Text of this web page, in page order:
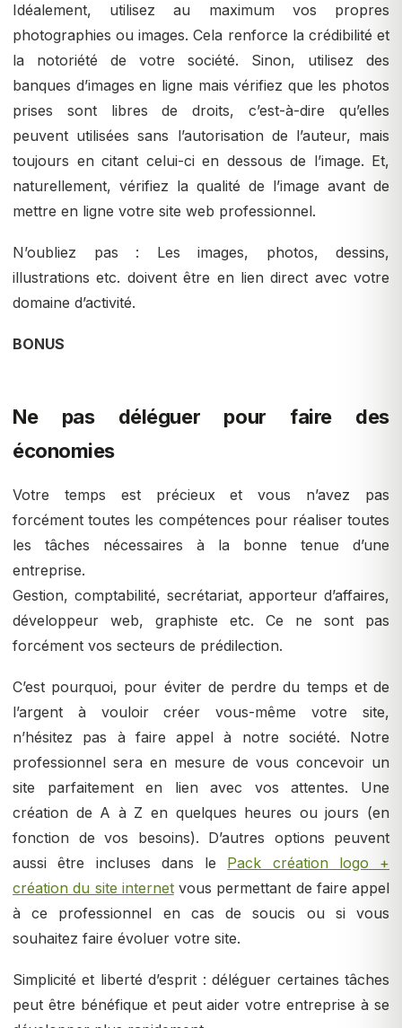
Idéalement, utilisez au maximum vos propres
photographies ou images. Cela renforce la crédibilité et
la notoriété de votre société. Sinon, utilisez des
banques d’images en ligne mais vérifiez que les photos
prises sont libres de droits, c’est-à-dire qu’elles
peuvent utilisées sans l’autorisation de l’auteur, mais
toujours en citant celui-ci en dessous de l’image. Et,
naturellement, vérifiez la qualité de l’image avant de
mettre en ligne votre site web professionnel.
N’oubliez pas : Les images, photos, dessins,
illustrations etc. doivent être en lien direct avec votre
domaine d’activité.
BONUS
Ne pas déléguer pour faire des
économies
Votre temps est précieux et vous n’avez pas
forcément toutes les compétences pour réaliser toutes
les tâches nécessaires à la bonne tenue d’une
entreprise.
Gestion, comptabilité, secrétariat, apporteur d’affaires,
développeur web, graphiste etc. Ce ne sont pas
forcément vos secteurs de prédilection.
C’est pourquoi, pour éviter de perdre du temps et de
l’argent à vouloir créer vous-même votre site,
n’hésitez pas à faire appel à notre société. Notre
professionnel sera en mesure de vous concevoir un
site parfaitement en lien avec vos attentes. Une
création de A à Z en quelques heures ou jours (en
fonction de vos besoins). D’autres options peuvent
aussi être incluses dans le Pack création logo +
création du site internetvous permettant de faire appel
à ce professionnel en cas de soucis ou si vous
souhaitez faire évoluer votre site.
Simplicité et liberté d’esprit : déléguer certaines tâches
peut être bénéfique et peut aider votre entreprise à se